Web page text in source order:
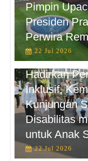
Pimpin
Presiden
Perwira
22 Jul 2026
Hadirkan
Inklusif,
Kunjungan
Disabilitas
untuk Anak
22 Jul 2026